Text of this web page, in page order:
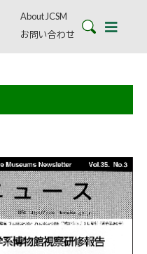
About JCSM
お問い合わせ